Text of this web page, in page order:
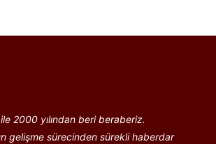
2000 yılından beri beraberiz.
gelişme sürecinden sürekli haberdar